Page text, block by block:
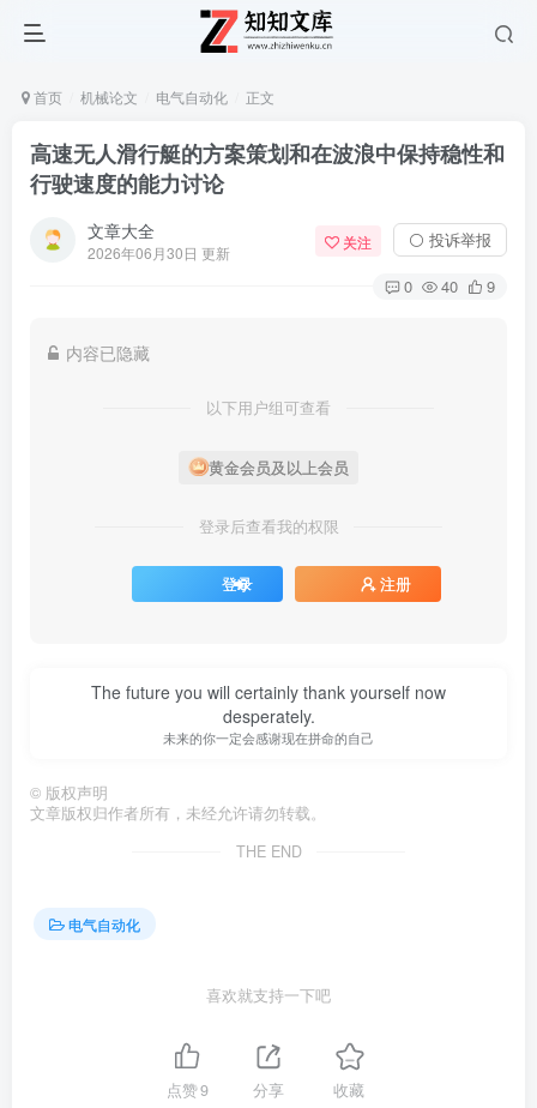
首页 机械论文 电气自动化 正文
高速无人滑行艇的方案策划和在波浪中保持稳性和
行驶速度的能力讨论
文章大全
2026年06月30日 更新
关注 ⚪ 投诉举报
0 40 9
内容已隐藏
以下用户组可查看
黄金会员及以上会员
登录后查看我的权限
登录 注册
The future you will certainly thank yourself now
desperately.
未来的你一定会感谢现在拼命的自己
© 版权声明
文章版权归作者所有，未经允许请勿转载。
THE END
电气自动化
喜欢就支持一下吧
点赞9 分享 收藏